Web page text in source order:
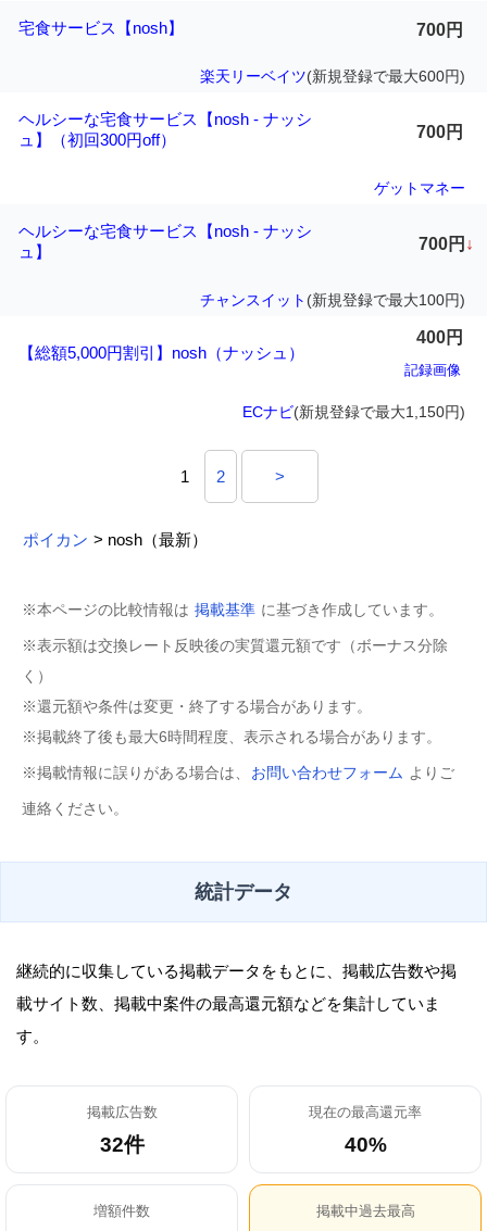
宅食サービス【nosh】 700円
楽天リーベイツ(新規登録で最大600円)
ヘルシーな宅食サービス【nosh - ナッシ
ュ】（初回300円off）
700円
ゲットマネー
ヘルシーな宅食サービス【nosh - ナッシ
ュ】
700円 ↓
チャンスイット (新規登録で最大100円)
【総額5,000円割引】nosh（ナッシュ）
400円
記録画像
ECナビ(新規登録で最大1,150円)
1 2 >
ポイカン > nosh（最新）
※本ページの比較情報は 掲載基準 に基づき作成しています。
※表示額は交換レート反映後の実質還元額です（ボーナス分除
く）
※還元額や条件は変更・終了する場合があります。
※掲載終了後も最大6時間程度、表示される場合があります。
※掲載情報に誤りがある場合は、 お問い合わせフォーム よりご
連絡ください。
統計データ
継続的に収集している掲載データをもとに、掲載広告数や掲
載サイト数、掲載中案件の最高還元額などを集計していま
す。
掲載広告数
32件
現在の最高還元率
40%
増額件数 掲載中過去最高